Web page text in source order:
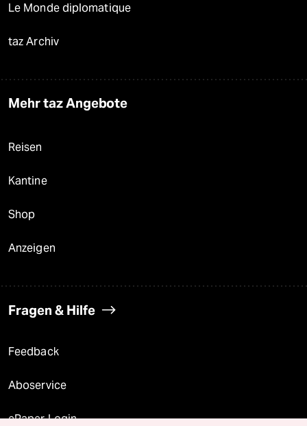
Le Monde diplomatique
taz Archiv
Mehr taz Angebote
Reisen
Kantine
Shop
Anzeigen
Fragen & Hilfe
Feedback
Aboservice
ePaper Login